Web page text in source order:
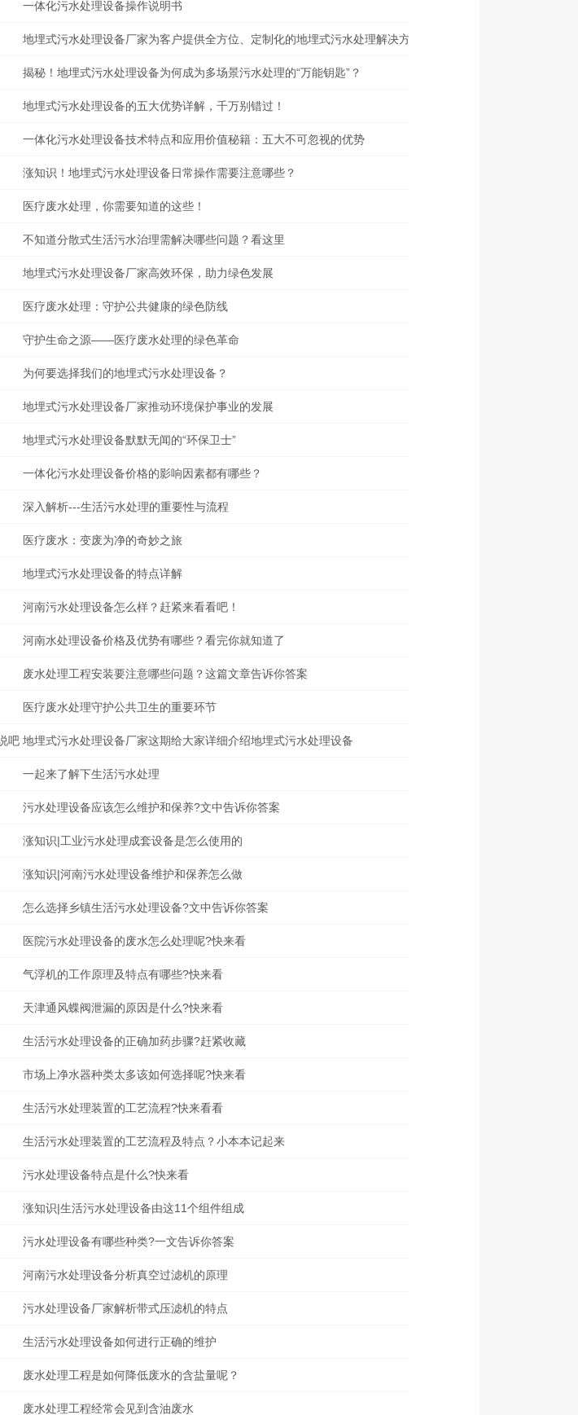
一体化污水处理设备操作说明书
地埋式污水处理设备厂家为客户提供全方位、定制化的地埋式污水处理解决方案
揭秘！地埋式污水处理设备为何成为多场景污水处理的“万能钥匙”？
地埋式污水处理设备的五大优势详解，千万别错过！
一体化污水处理设备技术特点和应用价值秘籍：五大不可忽视的优势
涨知识！地埋式污水处理设备日常操作需要注意哪些？
医疗废水处理，你需要知道的这些！
不知道分散式生活污水治理需解决哪些问题？看这里
地埋式污水处理设备厂家高效环保，助力绿色发展
医疗废水处理：守护公共健康的绿色防线
守护生命之源——医疗废水处理的绿色革命
为何要选择我们的地埋式污水处理设备？
地埋式污水处理设备厂家推动环境保护事业的发展
地埋式污水处理设备默默无闻的“环保卫士”
一体化污水处理设备价格的影响因素都有哪些？
深入解析---生活污水处理的重要性与流程
医疗废水：变废为净的奇妙之旅
地埋式污水处理设备的特点详解
河南污水处理设备怎么样？赶紧来看看吧！
河南水处理设备价格及优势有哪些？看完你就知道了
废水处理工程安装要注意哪些问题？这篇文章告诉你答案
医疗废水处理守护公共卫生的重要环节
吧 地埋式污水处理设备厂家这期给大家详细介绍地埋式污水处理设备
一起来了解下生活污水处理
污水处理设备应该怎么维护和保养?文中告诉你答案
涨知识|工业污水处理成套设备是怎么使用的
涨知识|河南污水处理设备维护和保养怎么做
怎么选择乡镇生活污水处理设备?文中告诉你答案
医院污水处理设备的废水怎么处理呢?快来看
气浮机的工作原理及特点有哪些?快来看
天津通风蝶阀泄漏的原因是什么?快来看
生活污水处理设备的正确加药步骤?赶紧收藏
市场上净水器种类太多该如何选择呢?快来看
生活污水处理装置的工艺流程?快来看看
生活污水处理装置的工艺流程及特点？小本本记起来
污水处理设备特点是什么?快来看
涨知识|生活污水处理设备由这11个组件组成
污水处理设备有哪些种类?一文告诉你答案
河南污水处理设备分析真空过滤机的原理
污水处理设备厂家解析带式压滤机的特点
生活污水处理设备如何进行正确的维护
废水处理工程是如何降低废水的含盐量呢？
废水处理工程经常会见到含油废水